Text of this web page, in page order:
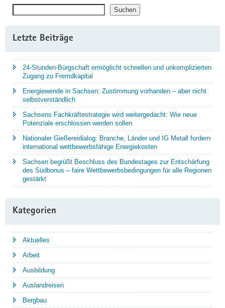
Suchen
Letzte Beiträge
24-Stunden-Bürgschaft ermöglicht schnellen und unkomplizierten
Zugang zu Fremdkapital
Energiewende in Sachsen: Zustimmung vorhanden – aber nicht
selbstverständlich
Sachsens Fachkräftestrategie wird weitergedacht: Wie neue
Potenziale erschlossen werden sollen
Nationaler Gießereidialog: Branche, Länder und IG Metall fordern
international wettbewerbsfähige Energiekosten
Sachsen begrüßt Beschluss des Bundestages zur Entschärfung
des Südbonus – faire Wettbewerbsbedingungen für alle Regionen
gestärkt
Kategorien
Aktuelles
Arbeit
Ausbildung
Auslandreisen
Bergbau